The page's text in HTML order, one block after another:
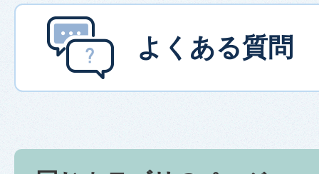
よくある質問